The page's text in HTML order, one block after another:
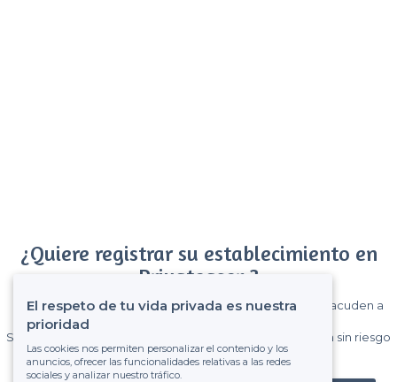
¿Quiere registrar su establecimiento en
Privateaser ?
Gane muchos clientes entre el millón de visitantes que acuden a
Sin comisiones y sin compromiso, pagas una cantidad fija sin riesgo
de ver la factura.
El respeto de tu vida privada es nuestra
prioridad
Las cookies nos permiten personalizar el contenido y los
anuncios, ofrecer las funcionalidades relativas a las redes
sociales y analizar nuestro tráfico.